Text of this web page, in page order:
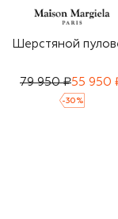
Шерстяной
79 950 ₽55 950
-30 %